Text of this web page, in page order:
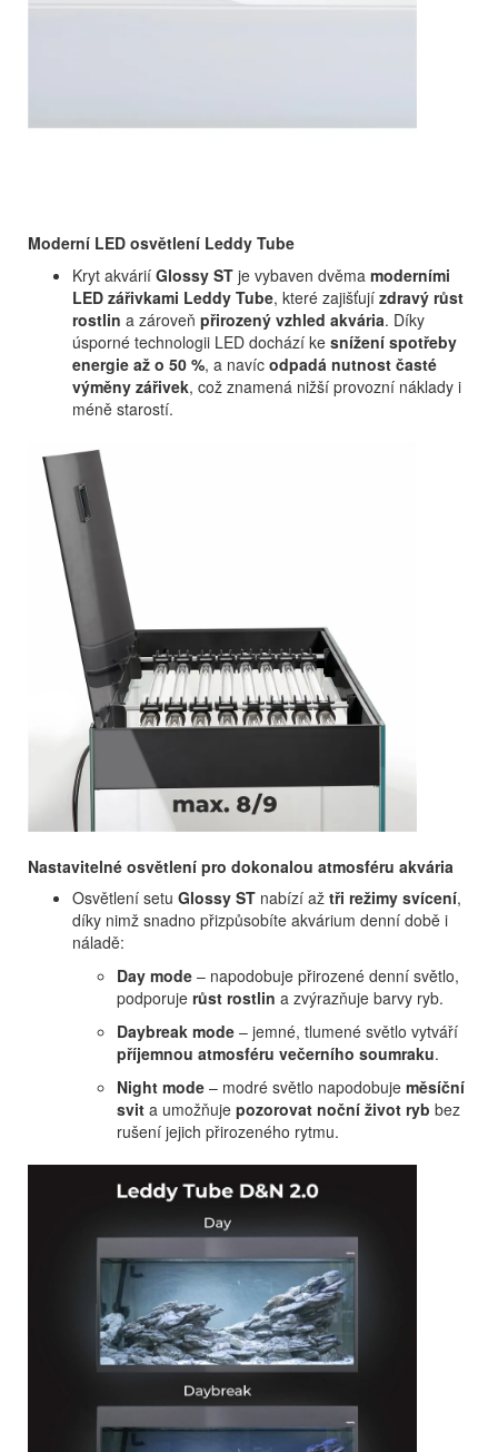
Moderní LED osvětlení Leddy Tube
Kryt akvárií Glossy ST je vybaven dvěma moderními
LED zářivkami Leddy Tube, které zajišťují zdravý růst
rostlin a zároveň přirozený vzhled akvária. Díky
úsporné technologii LED dochází ke snížení spotřeby
energie až o 50 %, a navíc odpadá nutnost časté
výměny zářivek, což znamená nižší provozní náklady i
méně starostí.
Nastavitelné osvětlení pro dokonalou atmosféru akvária
Osvětlení setu Glossy ST nabízí až tři režimy svícení,
díky nimž snadno přizpůsobíte akvárium denní době i
náladě:
Day mode – napodobuje přirozené denní světlo,
podporuje růst rostlin a zvýrazňuje barvy ryb.
Daybreak mode – jemné, tlumené světlo vytváří
příjemnou atmosféru večerního soumraku.
Night mode – modré světlo napodobuje měsíční
svit a umožňuje pozorovat noční život ryb bez
rušení jejich přirozeného rytmu.